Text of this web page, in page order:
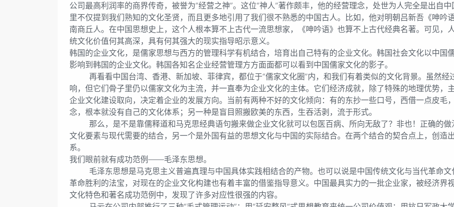
公司最高利润率的商界传奇，被誉为“经营之神”。这位“神人”著作颇丰，他的经营理念，处世为人完全是出自
里不仅提到我们熟知的文化圣贤，而且更多地引用了我们很不熟悉的中国古人。比如，他对明朝吕新吾《呻吟
南商丘人。在中国思想史上，这个人根本算不上古代一流思想家，《呻吟语》也算不上古代经典名著。可见，
统文化价值何其高深，具有何其强大的现实指导昭示意义。
韩国的企业文化，是儒家思想与西方的管理科学有机结合，培育出自己特有的企业文化。韩国社会文化以中国
影响到韩国的企业文化。韩国各知名企业经营管理方方面面都可以看到中国儒家文化的影子。
再看看中国台湾、香港、新加坡、菲律宾，都位于“儒家文化圈”内，和我们有着类似的文化背景。虽然经
响，但它们骨子里仍以儒家文化为主流，并一直奉为企业文化的主体。它们经济成就，除了特殊的地理优势，
企业文化建设取向，决定着企业的发展方向。当前有两种不好的文化倾向：有的东抄一些口号，西借一点皮毛
念，根本就没有自己的文化体系；另一种是盲目照搬欧美的东西，生吞活剥，流于形式。
那么，是不是靠儒释道和马克思经典语句搬来做企业文化就可以包医百病、所向无敌了？非也！正确的做
文化要素与现代需要的结合，另一个是外国有益的思想文化与中国的实际结合。在两个结合的契合点上，创造
系。
我们眼前就有成功范例——毛泽东思想。
毛泽东思想是马克思主义普遍真理与中国具体实践相结合的产物。也可以说是中国传统文化与当代革命文
革命胜利的法宝，对现在的企业文化构建也有着丰富的借鉴指导意义。中国最具实力的一批企业家，被经济界
文化特色和著名成功范例中，发现了许多对应性很强的内容。